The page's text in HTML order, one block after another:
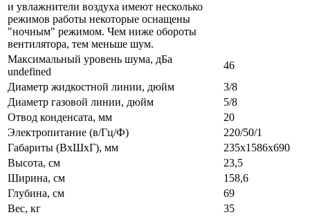
и увлажнители воздуха имеют несколько
режимов работы некоторые оснащены
"ночным" режимом. Чем ниже обороты
вентилятора, тем меньше шум.
Максимальный уровень шума, дБа
undefined
46
Диаметр жидкостной линии, дюйм
3/8
Диаметр газовой линии, дюйм
5/8
Отвод конденсата, мм
20
Электропитание (в/Гц/Ф)
220/50/1
Габариты (ВxШxГ), мм
235x1586x690
Высота, см
23,5
Ширина, см
158,6
Глубина, см
69
Вес, кг
35